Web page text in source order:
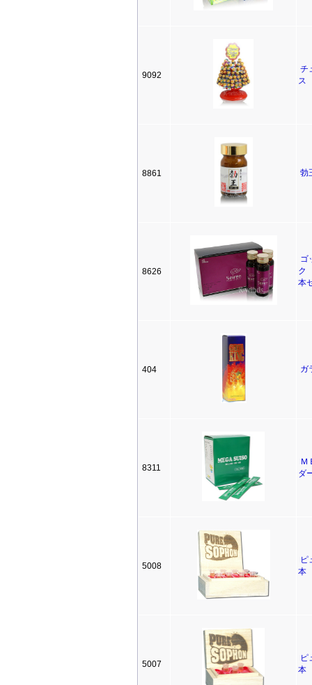
9092
チ
ス
8861 勃
8626
ゴ
ク
本
404 ガ
8311
Ｍ
ダ
5008
ピ
本
5007
ピ
本